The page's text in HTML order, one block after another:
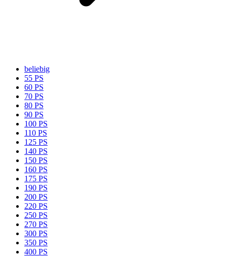
beliebig
55 PS
60 PS
70 PS
80 PS
90 PS
100 PS
110 PS
125 PS
140 PS
150 PS
160 PS
175 PS
190 PS
200 PS
220 PS
250 PS
270 PS
300 PS
350 PS
400 PS